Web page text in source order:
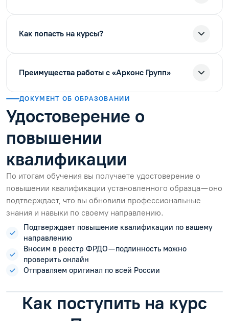
Как попасть на курсы?
Преимущества работы с «Арконс Групп»
ДОКУМЕНТ ОБ ОБРАЗОВАНИИ
Удостоверение о
повышении
квалификации
По итогам обучения вы получаете удостоверение о
повышении квалификации установленного образца — оно
подтверждает, что вы обновили профессиональные
знания и навыки по своему направлению.
Подтверждает повышение квалификации по вашему
направлению
Вносим в реестр ФРДО — подлинность можно
проверить онлайн
Отправляем оригинал по всей России
Как поступить на курс